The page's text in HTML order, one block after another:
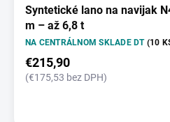
Syntetické lano na navijak
m – až 6,8 t
NA CENTRÁLNOM SKLADE DT (10
€215,90
(€175,53 bez DPH)